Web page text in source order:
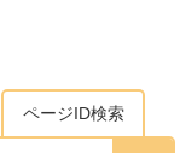
ページID検索